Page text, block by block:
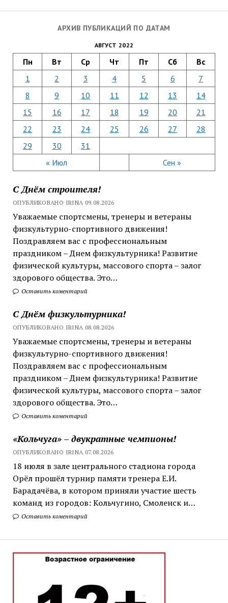
АРХИВ ПУБЛИКАЦИЙ ПО ДАТАМ
АВГУСТ 2022
Пн Вт Ср Чт Пт Сб Вс
« Июл Сен »
1 2 3 4 5 6
7
8
9 10 11 12 13
14
15
16 17 18 19 20
21
22
23 24 25 26 27
28
29
30 31
С Днём строителя!
ОПУБЛИКОВАНО IRINA 09.08.2026
Уважаемые спортсмены, тренеры и ветераны
физкультурно-спортивного движения!
Поздравляем вас с профессиональным
праздником – Днем физкультурника! Развитие
физической культуры, массового спорта – залог
здорового общества. Это…
Оставить коментарий
С Днём физкультурника!
ОПУБЛИКОВАНО IRINA 08.08.2026
Уважаемые спортсмены, тренеры и ветераны
физкультурно-спортивного движения!
Поздравляем вас с профессиональным
праздником – Днем физкультурника! Развитие
физической культуры, массового спорта – залог
здорового общества. Это…
Оставить коментарий
«Кольчуга» – двукратные чемпионы!
ОПУБЛИКОВАНО IRINA 07.08.2026
18 июля в зале центрального стадиона города
Орёл прошёл турнир памяти тренера Е.И.
Барадачёва, в котором приняли участие шесть
команд из городов: Кольчугино, Смоленск и…
Оставить коментарий